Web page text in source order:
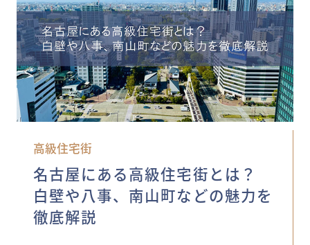
高級住宅街
名古屋にある高級住宅街とは？
白壁や八事、南山町などの魅力を
徹底解説